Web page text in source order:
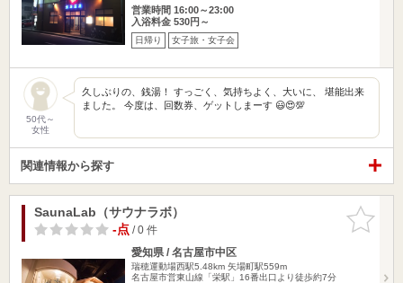
営業時間 16:00～23:00
入浴料金 530円～
日帰り 女子旅・女子会
50代～
女性
久しぶりの、銭湯！ すっごく、気持ちよく、大いに、 堪能出来
ました。 今度は、回数券、ゲットしまーす 😃😍💯
関連情報から探す
お気に入
りに追加
SaunaLab（サウナラボ）
-点/ 0 件
愛知県 / 名古屋市中区
瑞穂運動場西駅5.48km 矢場町駅559m
名古屋市営東山線「栄駅」16番出口より徒歩約7分